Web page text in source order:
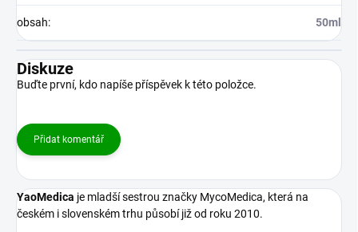
obsah: 50ml
Diskuze
Buďte první, kdo napíše příspěvek k této položce.
Přidat komentář
YaoMedica je mladší sestrou značky MycoMedica, která na
českém i slovenském trhu působí již od roku 2010.